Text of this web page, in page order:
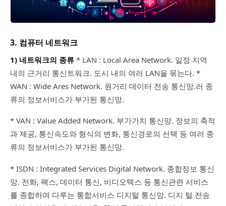
3. 컴퓨터 네트워크
1) 네트워크의 종류 * LAN : Local Area Network. 일정 지역
내의 근거리 통신트워크. 도시 내의 여러 LAN을 묶는다. *
WAN : Wide Ares Network. 원거리 데이터 전송 통신망.러 종
류의 정보서비스가 부가된 통신망.
* VAN : Value Added Network. 부가가치 통신망. 정보의 축적
과 제공, 통신속도와 형식의 변화, 통신경로의 선택 등 여러 종
류의 정보서비스가 부가된 통신망.
* ISDN : Integrated Services Digital Network. 종합정보 통신
망. 전화, 팩스, 데이터 통신, 비디오텍스 등 통신관련 서비스
를 종합하여 다루는 통합서비스 디지털 통신망. 디지 털 전송